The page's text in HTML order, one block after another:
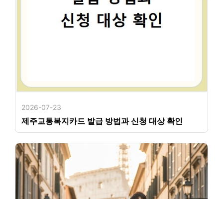
2026-07-23
제주교통복지카드 발급 방법과 신청 대상 확인